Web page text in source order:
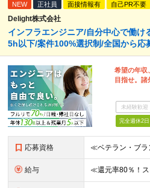
NEW 正社員 面接情報有 自己PR不要
Delight株式会社
インフラエンジニア/自分中心で働け
5h以下/案件100%選択制/全国から応
希望の年収
目指せ。諸
未経験歓迎
完全週休2日
応募資格
給与